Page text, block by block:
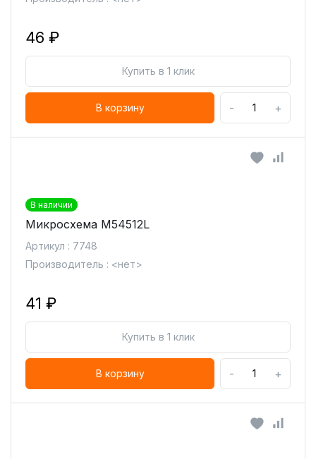
46 ₽
Купить в 1 клик
В корзину - +
В наличии
Микросхема M54512L
Артикул : 7748
Производитель : <нет>
41 ₽
Купить в 1 клик
В корзину - +